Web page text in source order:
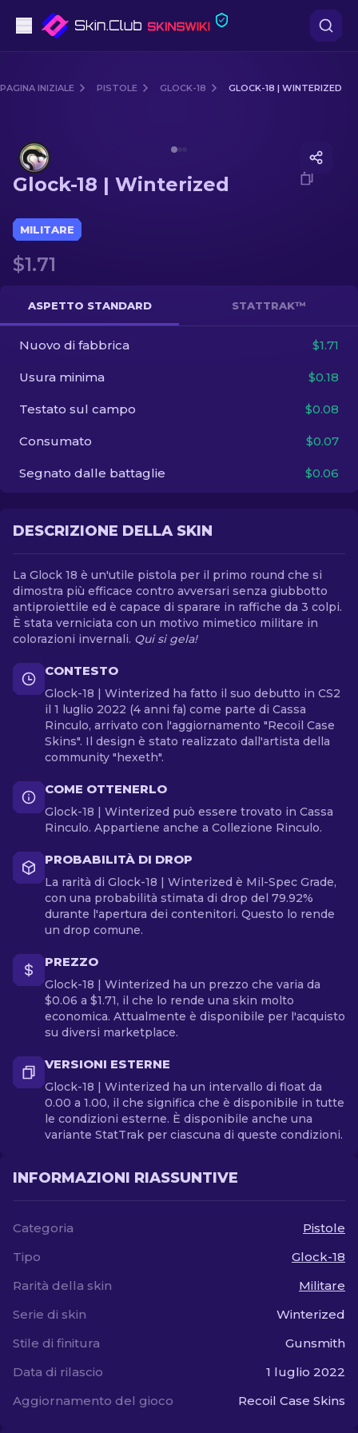
Fucile
Fucile di precisione
Coltelli
Casse
Altro
PAGINA INIZIALE PISTOLE GLOCK-18 GLOCK-18 | WINTERIZED
Glock-18 | Winterized
MILITARE
$1.71
ASPETTO STANDARD STATTRAK™
Nuovo di fabbrica $1.71
Usura minima $0.18
Testato sul campo $0.08
Consumato $0.07
Segnato dalle battaglie $0.06
DESCRIZIONE DELLA SKIN
La Glock 18 è un'utile pistola per il primo round che si
dimostra più efficace contro avversari senza giubbotto
antiproiettile ed è capace di sparare in raffiche da 3 colpi.
È stata verniciata con un motivo mimetico militare in
colorazioni invernali. Qui si gela!
CONTESTO
Glock-18 | Winterized ha fatto il suo debutto in CS2
il 1 luglio 2022 (4 anni fa) come parte di Cassa
Rinculo, arrivato con l'aggiornamento "Recoil Case
Skins". Il design è stato realizzato dall'artista della
community "hexeth".
COME OTTENERLO
Glock-18 | Winterized può essere trovato in Cassa
Rinculo. Appartiene anche a Collezione Rinculo.
PROBABILITÀ DI DROP
La rarità di Glock-18 | Winterized è Mil-Spec Grade,
con una probabilità stimata di drop del 79.92%
durante l'apertura dei contenitori. Questo lo rende
un drop comune.
PREZZO
Glock-18 | Winterized ha un prezzo che varia da
$0.06 a $1.71, il che lo rende una skin molto
economica. Attualmente è disponibile per l'acquisto
su diversi marketplace.
VERSIONI ESTERNE
Glock-18 | Winterized ha un intervallo di float da
0.00 a 1.00, il che significa che è disponibile in tutte
le condizioni esterne. È disponibile anche una
variante StatTrak per ciascuna di queste condizioni.
INFORMAZIONI RIASSUNTIVE
Categoria
Pistole
Tipo
Glock-18
Rarità della skin
Militare
Serie di skin
Winterized
Stile di finitura
Gunsmith
Data di rilascio
1 luglio 2022
Aggiornamento del gioco
Recoil Case Skins